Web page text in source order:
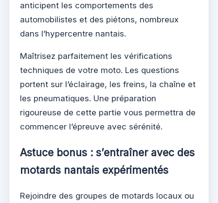
anticipent les comportements des
automobilistes et des piétons, nombreux
dans l’hypercentre nantais.
Maîtrisez parfaitement les vérifications
techniques de votre moto. Les questions
portent sur l’éclairage, les freins, la chaîne et
les pneumatiques. Une préparation
rigoureuse de cette partie vous permettra de
commencer l’épreuve avec sérénité.
Astuce bonus : s’entraîner avec des
motards nantais expérimentés
Rejoindre des groupes de motards locaux ou